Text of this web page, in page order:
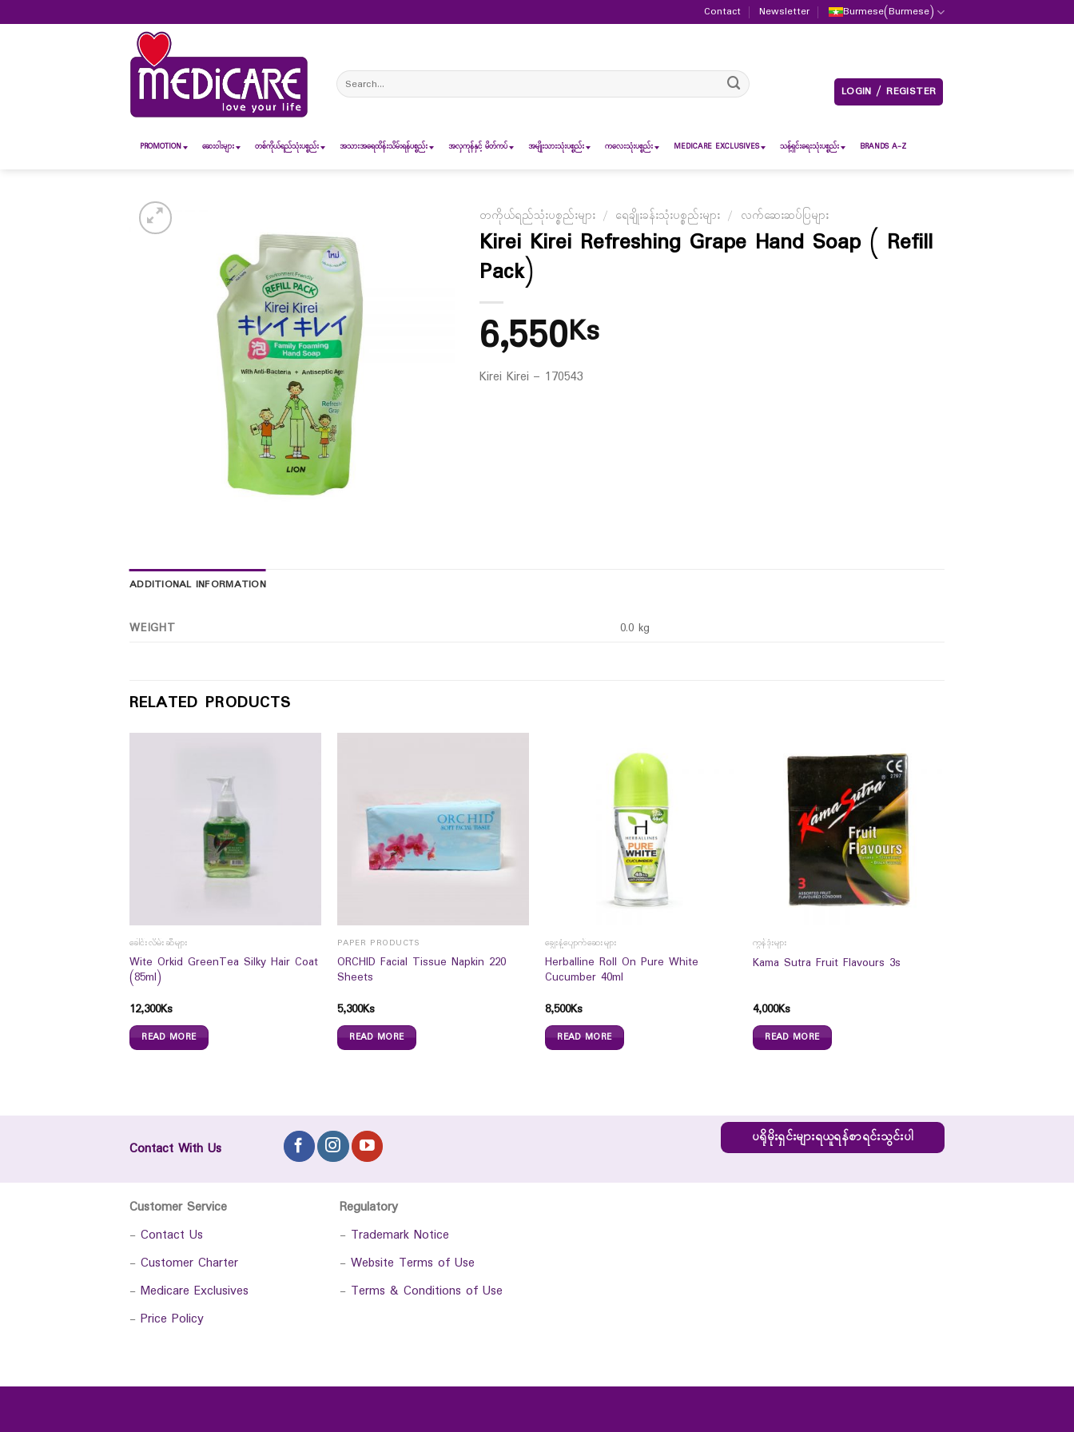
to
Contact Newsletter Burmese(Burmese)
Search
for:
LOGIN / REGISTER
PROMOTION ဆေး၀ါးများ တစ်ကိုယ်ရည်သုံးပစ္စည်း အသားအရေထိန်းသိမ်းရန်ပစ္စည်း အလှကုန်နှင့် မိတ်ကပ် အမျိုးသားသုံးပစ္စည်း ကလေးသုံးပစ္စည်း MEDICARE EXCLUSIVES သန့်ရှင်းရေးသုံးပစ္စည်း BRANDS A-Z
တကိုယ်ရည်သုံးပစ္စည်းများ / ရေချိုးခန်းသုံးပစ္စည်းများ / လက်ဆေးဆပ်ပြများ
Kirei Kirei Refreshing Grape Hand Soap ( Refill
Pack)
6,550Ks
Kirei Kirei – 170543
ADDITIONAL INFORMATION
WEIGHT 0.0 kg
RELATED PRODUCTS
ခေါင်းလိမ်းဆီများ
Wite Orkid GreenTea Silky Hair Coat
(85ml)
12,300Ks
READ MORE
PAPER PRODUCTS
ORCHID Facial Tissue Napkin 220
Sheets
5,300Ks
READ MORE
ချွေးနံ့ပျောက်ဆေးများ
Herballine Roll On Pure White
Cucumber 40ml
8,500Ks
READ MORE
ကွန်ဒုံးများ
Kama Sutra Fruit Flavours 3s
4,000Ks
READ MORE
Contact With Us
ပရိုမိုးရှင်းများရယူရန်စာရင်းသွင်းပါ
Customer Service
- Contact Us
- Customer Charter
- Medicare Exclusives
- Price Policy
Regulatory
- Trademark Notice
- Website Terms of Use
- Terms & Conditions of Use